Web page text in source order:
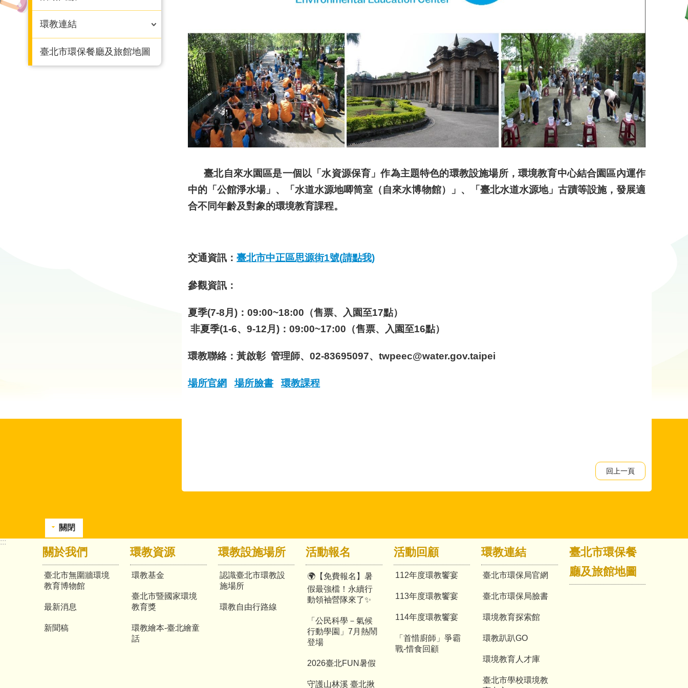
環教連結
臺北市環保餐廳及旅館地圖
臺北自來水園區是一個以「水資源保育」作為主題特色的環教設施場所，環境教育中心結合園區內運作
中的「公館淨水場」、「水道水源地唧筒室（自來水博物館）」、「臺北水道水源地」古蹟等設施，發展適
合不同年齡及對象的環境教育課程。
交通資訊 ： 臺北市中正區思源街1號(請點我)
參觀資訊 ：
夏季(7-8月)：09:00~18:00（售票、入園至17點）
非夏季(1-6、9-12月)：09:00~17:00（售票、入園至16點）
環教聯絡： 黃啟彰 管理師、02-83695097、twpeec@water.gov.taipei
場所官網 場所臉書 環教課程
回上一頁
關閉
:::
關於我們
臺北市無圍牆環境
教育博物館
最新消息
新聞稿
環教資源
環教基金
臺北市暨國家環境
教育獎
環教繪本-臺北繪童
話
環教設施場所
認識臺北市環教設
施場所
環教自由行路線
活動報名
🌍【免費報名】暑
假最強檔！永續行
動領袖營隊來了✨
「公民科學－氣候
行動學園」7月熱鬧
登場
2026臺北FUN暑假
守護山林溪 臺北揪
活動回顧
112年度環教饗宴
113年度環教饗宴
114年度環教饗宴
「首惜廚師」爭霸
戰-惜食回顧
環教連結
臺北市環保局官網
臺北市環保局臉書
環境教育探索館
環教趴趴GO
環境教育人才庫
臺北市學校環境教
臺北市環保餐
廳及旅館地圖